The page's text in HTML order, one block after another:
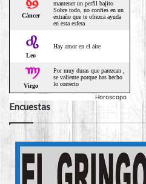
Horoscopo
Encuestas